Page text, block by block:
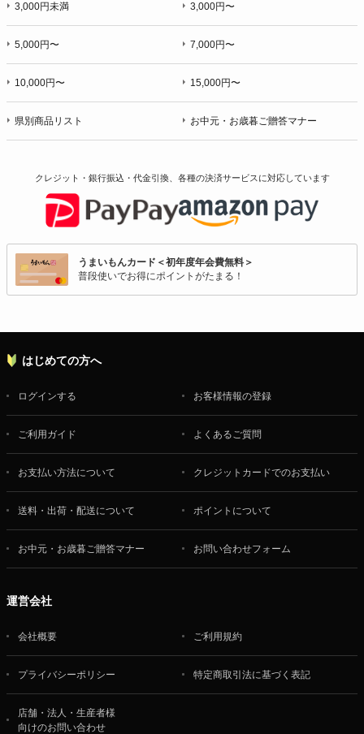
3,000円未満 3,000円〜
5,000円〜 7,000円〜
10,000円〜 15,000円〜
県別商品リスト お中元・お歳暮ご贈答マナー
クレジット・銀行振込・代金引換、各種の決済サービスに対応しています
うまいもんカード＜初年度年会費無料＞
普段使いでお得にポイントがたまる！
はじめての方へ
ログインする お客様情報の登録
ご利用ガイド よくあるご質問
お支払い方法について クレジットカードでのお支払い
送料・出荷・配送について ポイントについて
お中元・お歳暮ご贈答マナー お問い合わせフォーム
運営会社
会社概要 ご利用規約
プライバシーポリシー 特定商取引法に基づく表記
店舗・法人・生産者様
向けのお問い合わせ